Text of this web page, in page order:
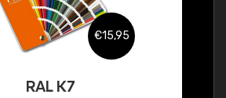
€15,95
RAL K7